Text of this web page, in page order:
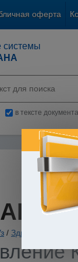
оферта
системы
в тексте документа
/